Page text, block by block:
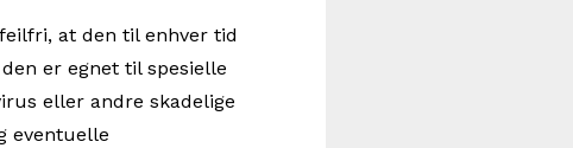
at den til enhver tid
er egnet til spesielle
eller andre skadelige
eventuelle